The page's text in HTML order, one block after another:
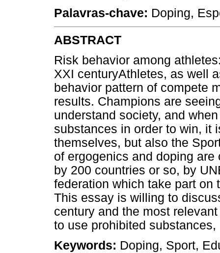
Palavras-chave: Doping,
ABSTRACT
Risk behavior among
XXI centuryAthletes, as well
behavior pattern of compete
results. Champions are
understand society, and
substances in order to win, it
themselves, but also the
of ergogenics and doping are
by 200 countries or so, by
federation which take part on
This essay is willing to
century and the most
to use prohibited
Keywords: Doping, Sport,